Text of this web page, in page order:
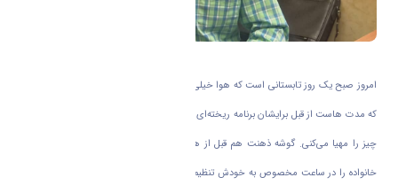
امروز صبح یک روز تابستانی است که هوا خیلی هم گرم نیست. می‌شود برای انجام کار‌هایی
که مدت هاست از قبل برایشان برنامه ریخته‌ای به بیرون از خانه بروی. با هیجان خاصی همه
چیز را مهیا می‌کنی. گوشه ذهنت هم قبل از همه کار‌ها، قرار به تفریح بردن فرزند خردسال
خانواده را در ساعت مخصوص به خودش تنظیم می‌کنی. اما همین که پایت را خارج از خانه